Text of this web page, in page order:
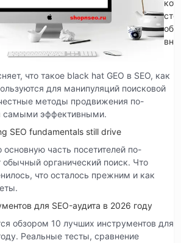
что такое black hat GEO в SEO, как
для манипуляций поисковой
методы продвижения по-
самыми эффективными.
SEO fundamentals still drive
часть посетителей по-
органический поиск. Что
что осталось прежним и как
для SEO-аудита в 2026 году
обзором 10 лучших инструментов для
Реальные тесты, сравнение